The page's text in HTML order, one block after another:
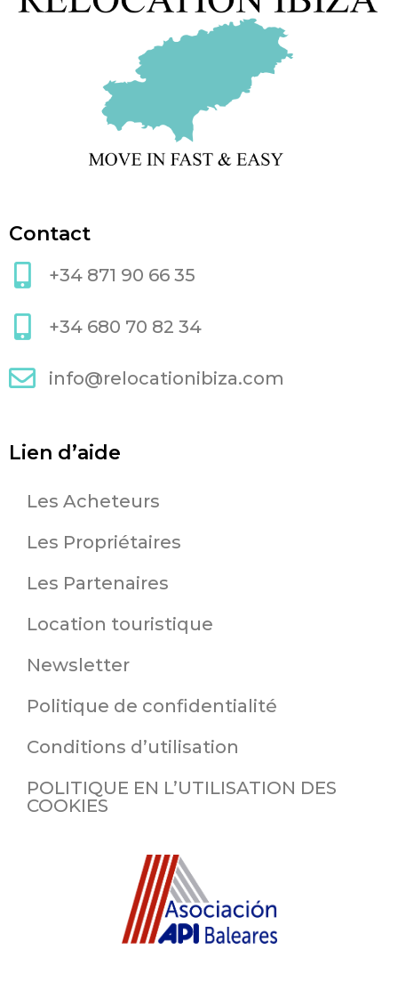
Contact
+34 871 90 66 35
+34 680 70 82 34
info@relocationibiza.com
Lien d’aide
Les Acheteurs
Les Propriétaires
Les Partenaires
Location touristique
Newsletter
Politique de confidentialité
Conditions d’utilisation
POLITIQUE EN L’UTILISATION DES
COOKIES